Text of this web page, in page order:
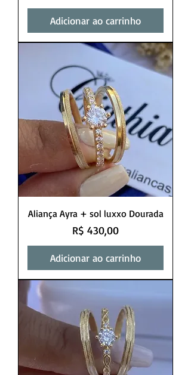
Adicionar ao carrinho
Aliança Ayra + sol luxxo Dourada
Preço
R$ 430,00
Adicionar ao carrinho